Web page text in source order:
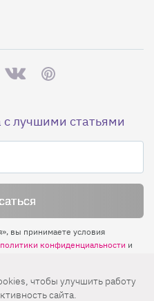
лучшими статьями
вы принимаете условия
политики конфиденциальности и
чтобы улучшить работу
сайта.